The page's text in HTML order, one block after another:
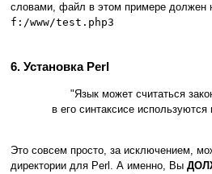
словами, файл в этом примере должен
f:/www/test.php3
6. Установка Perl
"Язык может считаться
в его синтаксисе
Это совсем просто, за исключением,
директории для Perl. А именно, Вы